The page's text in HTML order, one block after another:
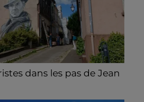
dans les pas de Jean